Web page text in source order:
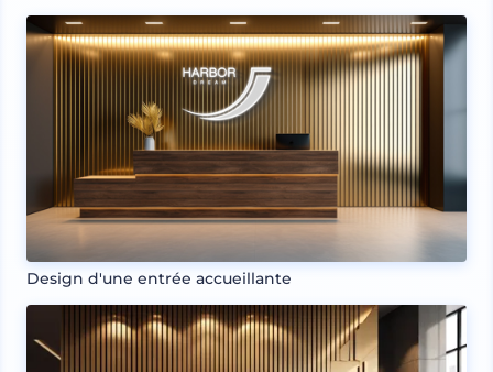
Design d'une entrée accueillante